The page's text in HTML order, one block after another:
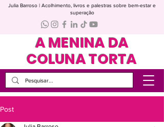
A MENINA DA
COLUNA TORTA
Julia Barroso | Acolhimento, livros e palestras sobre bem-estar e
superação
Post